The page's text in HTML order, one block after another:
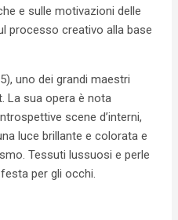
e sulle motivazioni delle
processo creativo alla base
uno dei grandi maestri
La sua opera è nota
scene d’interni,
luce brillante e colorata e
Tessuti lussuosi e perle
per gli occhi.